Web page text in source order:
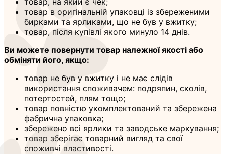
товар в оригінальній упаковці із збереженими
бирками та ярликами, що не був у вжитку;
товар, після купівлі якого минуло 14 днів.
Ви можете повернути товар належної якості або
обміняти його, якщо:
товар не був у вжитку і не має слідів
використання споживачем: подряпин, сколів,
потертостей, плям тощо;
товар повністю укомплектований та збережена
фабрична упаковка;
збережено всі ярлики та заводське маркування;
товар зберігає товарний вигляд та свої
споживчі властивості.